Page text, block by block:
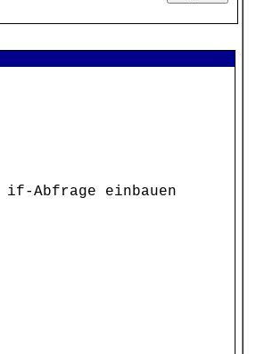
Abfrage einbauen